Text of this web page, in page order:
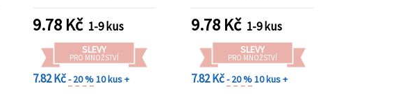
9.78 Kč 1-9 kus
SLEVY
PRO MNOŽSTVÍ
7.82 Kč- 20 %10 kus +
9.78Kč 1-9 kus
SLEVY
PRO MNOŽSTVÍ
7.82 Kč- 20 %10 kus +